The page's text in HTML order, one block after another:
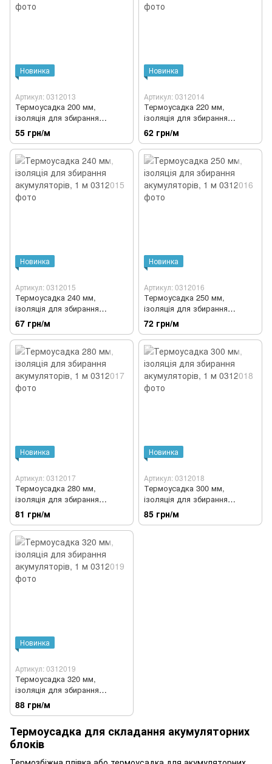
Новинка
Артикул: 0312013
Термоусадка 200 мм,
ізоляція для збирання
акумуляторів, 1 м
55 грн/м
Новинка
Артикул: 0312014
Термоусадка 220 мм,
ізоляція для збирання
акумуляторів, 1 м
62 грн/м
Новинка
Артикул: 0312015
Термоусадка 240 мм,
ізоляція для збирання
акумуляторів, 1 м
67 грн/м
Новинка
Артикул: 0312016
Термоусадка 250 мм,
ізоляція для збирання
акумуляторів, 1 м
72 грн/м
Новинка
Артикул: 0312017
Термоусадка 280 мм,
ізоляція для збирання
акумуляторів, 1 м
81 грн/м
Новинка
Артикул: 0312018
Термоусадка 300 мм,
ізоляція для збирання
акумуляторів, 1 м
85 грн/м
Новинка
Артикул: 0312019
Термоусадка 320 мм,
ізоляція для збирання
акумуляторів, 1 м
88 грн/м
Термоусадка для складання акумуляторних
блоків